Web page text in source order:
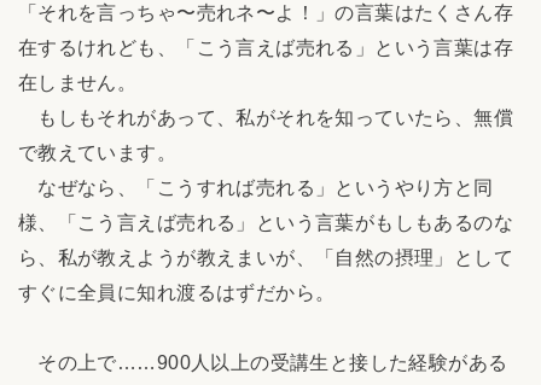
「それを言っちゃ〜売れネ〜よ！」の言葉はたくさん存
在するけれども、「こう言えば売れる」という言葉は存
在しません。
もしもそれがあって、私がそれを知っていたら、無償
で教えています。
なぜなら、「こうすれば売れる」というやり方と同
様、「こう言えば売れる」という言葉がもしもあるのな
ら、私が教えようが教えまいが、「自然の摂理」として
すぐに全員に知れ渡るはずだから。
その上で……900人以上の受講生と接した経験がある